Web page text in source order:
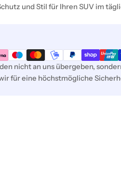
und Stil für Ihren SUV im
nicht an uns übergeben,
für eine höchstmögliche